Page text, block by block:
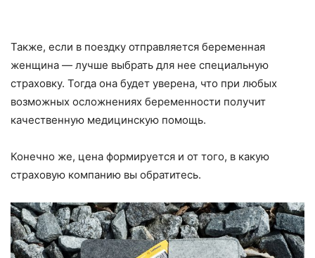
Также, если в поездку отправляется беременная
женщина — лучше выбрать для нее специальную
страховку. Тогда она будет уверена, что при любых
возможных осложнениях беременности получит
качественную медицинскую помощь.
Конечно же, цена формируется и от того, в какую
страховую компанию вы обратитесь.